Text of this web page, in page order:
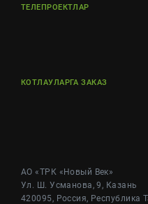
ТЕЛЕПРОЕКТЛАР
КОТЛАУЛАРГА ЗАКАЗ
АО «ТРК «Новый Век»
Ул. Ш. Усманова, 9, Казань
420095, Россия, Республика